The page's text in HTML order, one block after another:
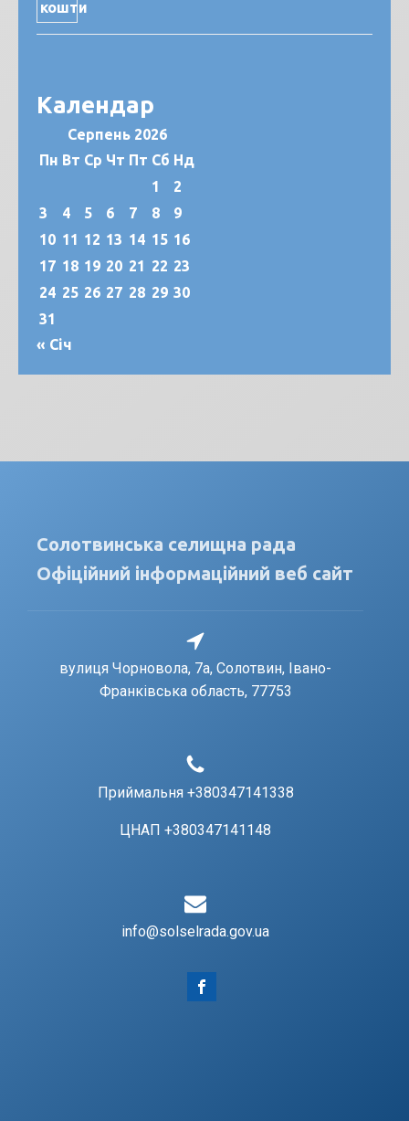
Календар
Серпень 2026
Пн Вт Ср Чт Пт Сб Нд
1
2
3
4 5 6 7 8
9
10 11 12 13 14 15 16
17 18 19 20 21 22 23
24 25 26 27 28 29 30
31
« Січ
Солотвинська селищна рада
Офіційний інформаційний веб сайт
вулиця Чорновола, 7a, Солотвин, Івано-
Франківська область, 77753
Приймальня +380347141338
ЦНАП +380347141148
info@solselrada.gov.ua